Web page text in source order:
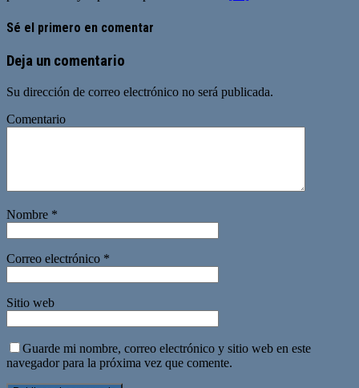
Sé el primero en comentar
Deja un comentario
Su dirección de correo electrónico no será publicada.
Comentario
Nombre *
Correo electrónico *
Sitio web
Guarde mi nombre, correo electrónico y sitio web en este
navegador para la próxima vez que comente.